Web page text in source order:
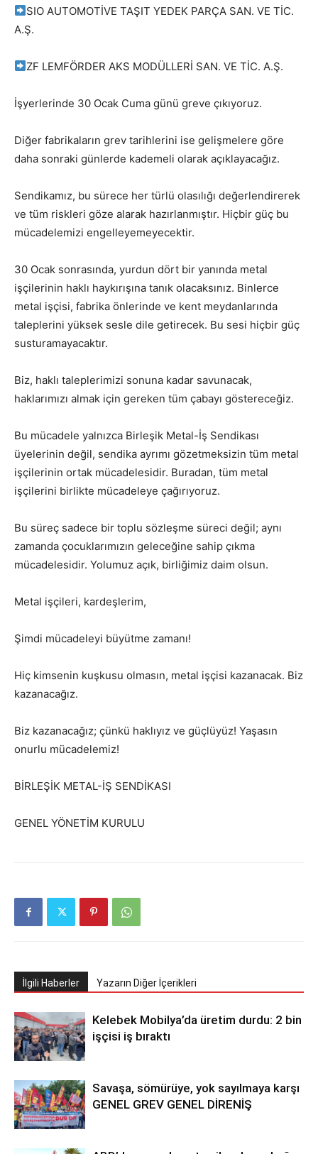
SIO AUTOMOTİVE TAŞIT YEDEK PARÇA SAN. VE TİC.
A.Ş.
ZF LEMFÖRDER AKS MODÜLLERİ SAN. VE TİC. A.Ş.
İşyerlerinde 30 Ocak Cuma günü greve çıkıyoruz.
Diğer fabrikaların grev tarihlerini ise gelişmelere göre
daha sonraki günlerde kademeli olarak açıklayacağız.
Sendikamız, bu sürece her türlü olasılığı değerlendirerek
ve tüm riskleri göze alarak hazırlanmıştır. Hiçbir güç bu
mücadelemizi engelleyemeyecektir.
30 Ocak sonrasında, yurdun dört bir yanında metal
işçilerinin haklı haykırışına tanık olacaksınız. Binlerce
metal işçisi, fabrika önlerinde ve kent meydanlarında
taleplerini yüksek sesle dile getirecek. Bu sesi hiçbir güç
susturamayacaktır.
Biz, haklı taleplerimizi sonuna kadar savunacak,
haklarımızı almak için gereken tüm çabayı göstereceğiz.
Bu mücadele yalnızca Birleşik Metal-İş Sendikası
üyelerinin değil, sendika ayrımı gözetmeksizin tüm metal
işçilerinin ortak mücadelesidir. Buradan, tüm metal
işçilerini birlikte mücadeleye çağırıyoruz.
Bu süreç sadece bir toplu sözleşme süreci değil; aynı
zamanda çocuklarımızın geleceğine sahip çıkma
mücadelesidir. Yolumuz açık, birliğimiz daim olsun.
Metal işçileri, kardeşlerim,
Şimdi mücadeleyi büyütme zamanı!
Hiç kimsenin kuşkusu olmasın, metal işçisi kazanacak. Biz
kazanacağız.
Biz kazanacağız; çünkü haklıyız ve güçlüyüz! Yaşasın
onurlu mücadelemiz!
BİRLEŞİK METAL-İŞ SENDİKASI
GENEL YÖNETİM KURULU
İlgili Haberler Yazarın Diğer İçerikleri
Kelebek Mobilya’da üretim durdu: 2 bin
işçisi iş bıraktı
Savaşa, sömürüye, yok sayılmaya karşı
GENEL GREV GENEL DİRENİŞ